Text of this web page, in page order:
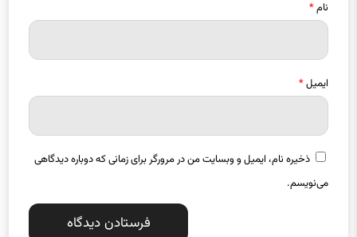
ایمیل*
ذخیره نام، ایمیل و وبسایت من در مرورگر برای زمانی که دوباره دیدگاهی
می‌نویسم.